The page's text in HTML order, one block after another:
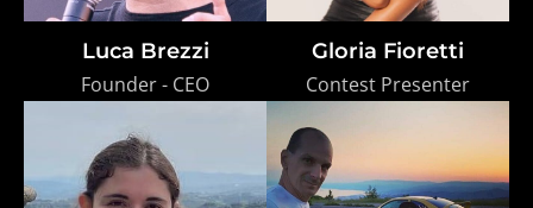
Luca Brezzi
Founder - CEO
Gloria Fioretti
Contest Presenter